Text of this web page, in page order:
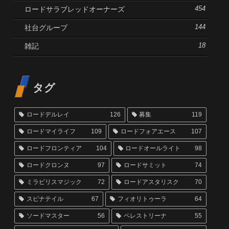
ロードサラブレッドオーナーズ 454
社台グループ 144
雑記 18
タグ
ロードデルレイ 126 募集 119
ロードマイライフ 109 ロードフォアエース 107
ロードフロンティア 104 ロードオールライト 98
ロードクロンヌ 97 ロードサミット 74
ミラビリスマジック 72 ロードアスタリスク 70
スピナテイル 67 フィオリトゥーラ 64
ソードマスター 56 ペレストリーナ 55